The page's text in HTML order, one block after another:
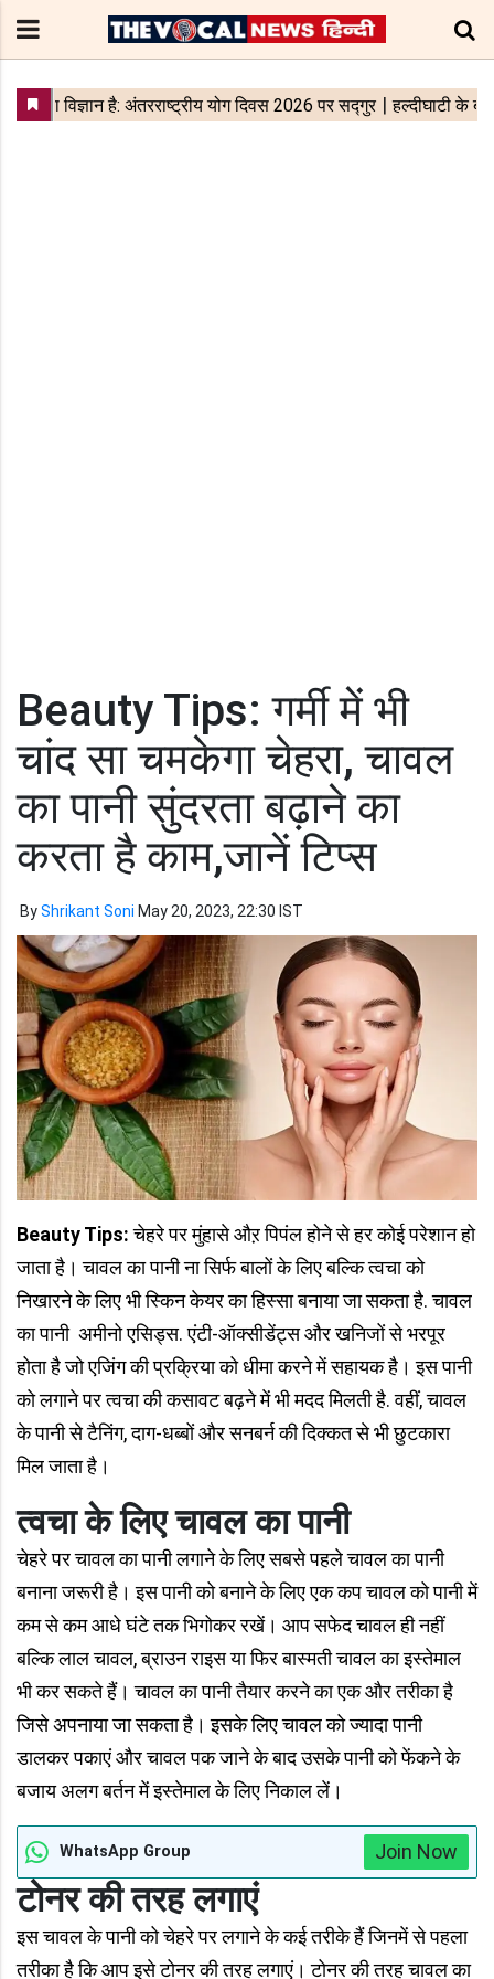
Beauty Tips: गर्मी में भी
चांद सा चमकेगा चेहरा, चावल
का पानी सुंदरता बढ़ाने का
करता है काम,जानें टिप्स
ByShrikant Soni May 20, 2023, 22:30 IST
Beauty Tips:चेहरे पर मुंहासे औऱ पिपंल होने से हर कोई परेशान हो
जाता है। चावल का पानी ना सिर्फ बालों के लिए बल्कि त्वचा को
निखारने के लिए भी स्किन केयर का हिस्सा बनाया जा सकता है. चावल
का पानी अमीनो एसिड्स. एंटी-ऑक्सीडेंट्स और खनिजों से भरपूर
होता है जो एजिंग की प्रक्रिया को धीमा करने में सहायक है। इस पानी
को लगाने पर त्वचा की कसावट बढ़ने में भी मदद मिलती है. वहीं, चावल
के पानी से टैनिंग, दाग-धब्बों और सनबर्न की दिक्कत से भी छुटकारा
मिल जाता है।
त्वचा के लिए चावल का पानी
चेहरे पर चावल का पानी लगाने के लिए सबसे पहले चावल का पानी
बनाना जरूरी है। इस पानी को बनाने के लिए एक कप चावल को पानी में
कम से कम आधे घंटे तक भिगोकर रखें। आप सफेद चावल ही नहीं
बल्कि लाल चावल, ब्राउन राइस या फिर बास्मती चावल का इस्तेमाल
भी कर सकते हैं। चावल का पानी तैयार करने का एक और तरीका है
जिसे अपनाया जा सकता है। इसके लिए चावल को ज्यादा पानी
डालकर पकाएं और चावल पक जाने के बाद उसके पानी को फेंकने के
बजाय अलग बर्तन में इस्तेमाल के लिए निकाल लें।
WhatsApp Group Join Now
टोनर की तरह लगाएं
इस चावल के पानी को चेहरे पर लगाने के कई तरीके हैं जिनमें से पहला
तरीका है कि आप इसे टोनर की तरह लगाएं। टोनर की तरह चावल का